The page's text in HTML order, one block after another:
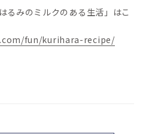
みのミルクのある生活」はこ
fun/kurihara-recipe/